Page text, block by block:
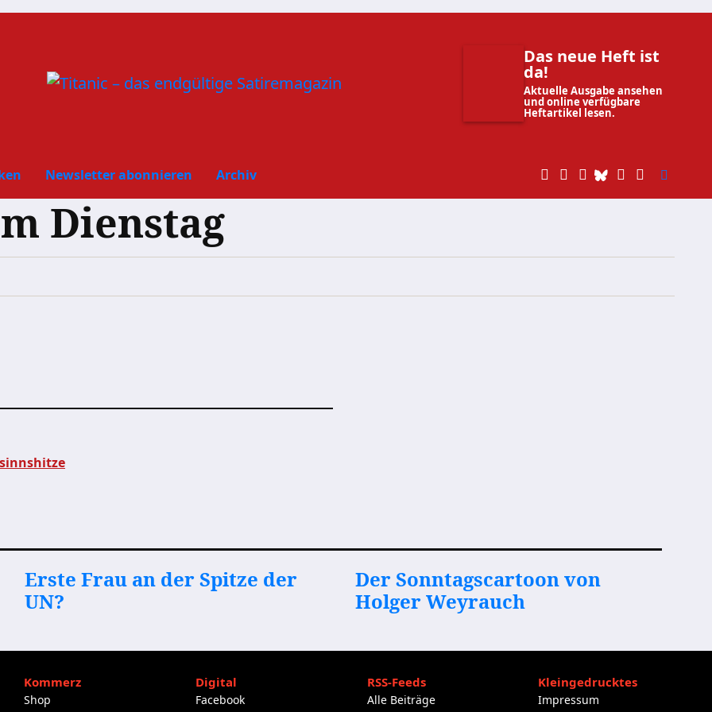
Das neue Heft ist
da!
Aktuelle Ausgabe ansehen
und online verfügbare
Heftartikel lesen.
Newsletter abonnieren Archiv
Dienstag
Erste Frau an der Spitze der
UN?
Der Sonntagscartoon von
Holger Weyrauch
Kommerz
Shop
Digital
Facebook
RSS-Feeds
Alle Beiträge
Kleingedrucktes
Impressum